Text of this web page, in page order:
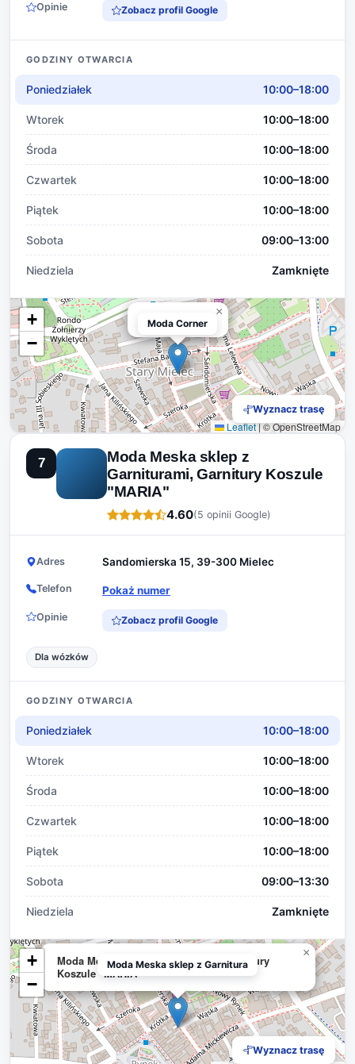
Opinie Zobacz profil Google
GODZINY OTWARCIA
Poniedziałek 10:00–18:00
Wtorek 10:00–18:00
Środa 10:00–18:00
Czwartek 10:00–18:00
Piątek 10:00–18:00
Sobota 09:00–13:00
Niedziela Zamknięte
Moda Corner
×
+
−
Leaflet|© OpenStreetMap
Moda Corner
Wyznacz trasę
7
Moda Meska sklep z
Garniturami, Garnitury Koszule
"MARIA"
4.60(5 opinii Google)
Adres Sandomierska 15, 39-300 Mielec
Telefon Pokaż numer
Opinie Zobacz profil Google
Dla wózków
GODZINY OTWARCIA
Poniedziałek 10:00–18:00
Wtorek 10:00–18:00
Środa 10:00–18:00
Czwartek 10:00–18:00
Piątek 10:00–18:00
Sobota 09:00–13:30
Niedziela Zamknięte
Moda Meska sklep z Garniturami, Garnitury
Koszule "MARIA"
×
+
−
Moda Meska sklep z Garnitura
Wyznacz trasę